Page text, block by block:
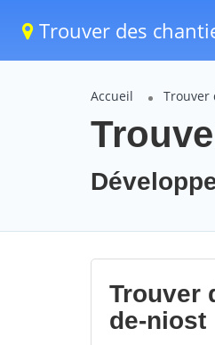
Trouver des
Accueil Trouver
Trouver
de-niost